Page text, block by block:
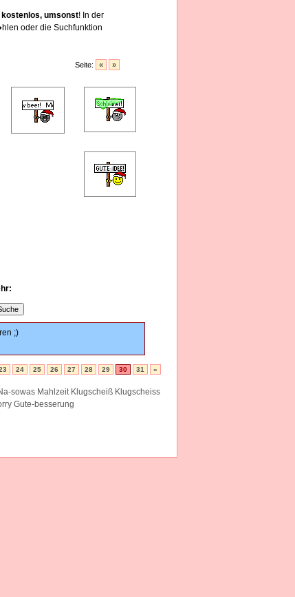
umsonst! In der
oder die Suchfunktion
Seite: « »
;)
24 25 26 27 28 29 30 31 »
sowas Mahlzeit Klugscheiß Klugscheiss
Gute-besserung